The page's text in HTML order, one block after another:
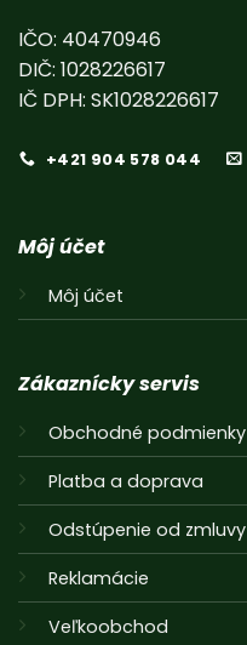
IČO: 40470946
DIČ: 1028226617
IČ DPH: SK1028226617
+421 904 578 044
Môj účet
Môj účet
Zákaznícky servis
Obchodné podmienky
Platba a doprava
Odstúpenie od zmluvy
Reklamácie
Veľkoobchod